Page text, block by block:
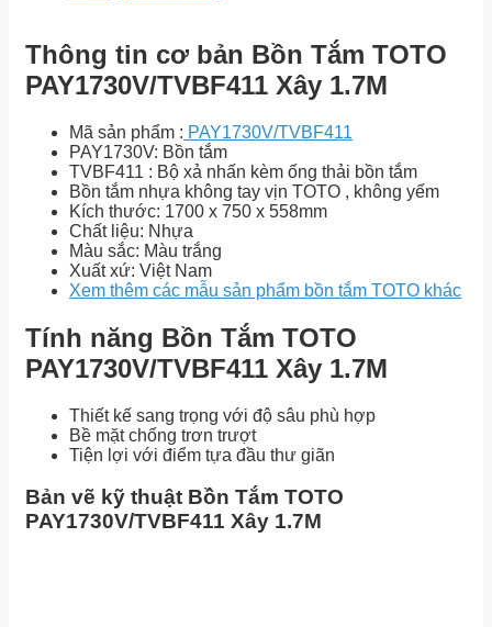
Thông tin cơ bản Bồn Tắm TOTO
PAY1730V/TVBF411 Xây 1.7M
Mã sản phẩm : PAY1730V/TVBF411
PAY1730V: Bồn tắm
TVBF411 : Bộ xả nhấn kèm ống thải bồn tắm
Bồn tắm nhựa không tay vịn TOTO , không yếm
Kích thước: 1700 x 750 x 558mm
Chất liệu: Nhựa
Màu sắc: Màu trắng
Xuất xứ: Việt Nam
Xem thêm các mẫu sản phẩm bồn tắm TOTO khác
Tính năng Bồn Tắm TOTO
PAY1730V/TVBF411 Xây 1.7M
Thiết kế sang trọng với độ sâu phù hợp
Bề mặt chống trơn trượt
Tiện lợi với điểm tựa đầu thư giãn
Bản vẽ kỹ thuật Bồn Tắm TOTO
PAY1730V/TVBF411 Xây 1.7M